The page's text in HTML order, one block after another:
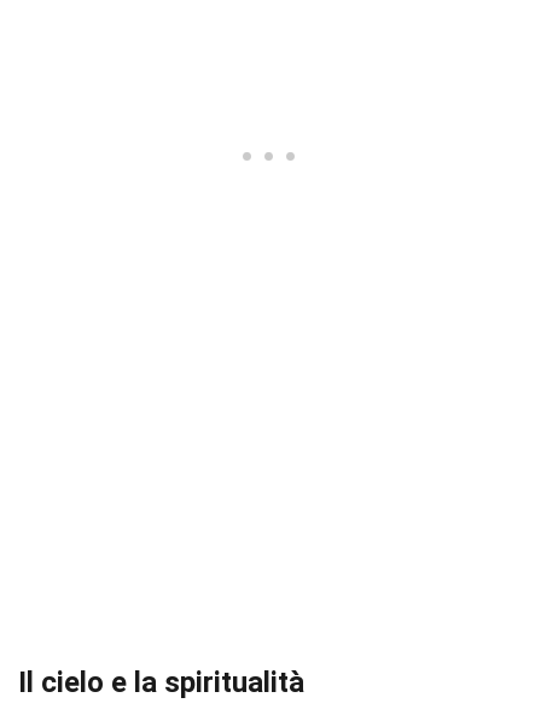
Il cielo e la spiritualità